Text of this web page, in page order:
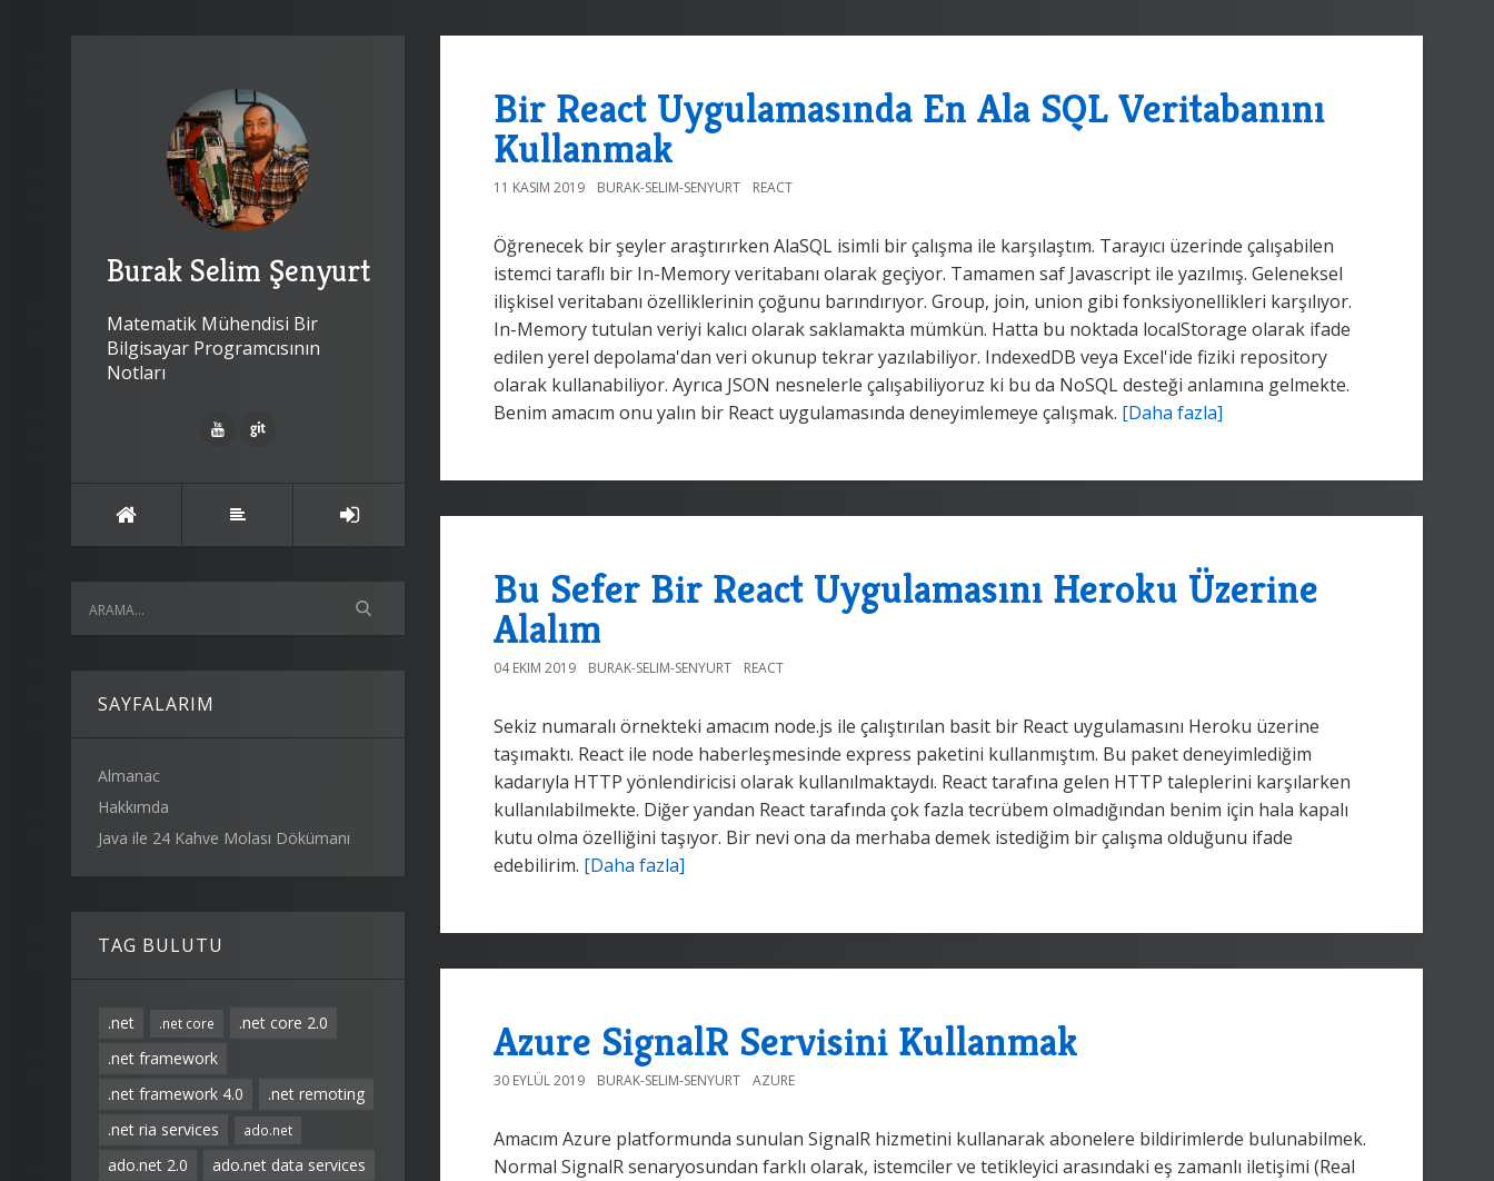
Burak Selim Şenyurt
Matematik Mühendisi Bir
Bilgisayar Programcısının
Notları
SAYFALARIM
Almanac
Hakkımda
Java ile 24 Kahve Molası Dökümanı
TAG BULUTU
.net .net core
.net core 2.0
.net framework
.net framework 4.0
.net remoting
.net ria services
ado.net
ado.net 2.0
ado.net data services
Bir React Uygulamasında En Ala SQL Veritabanını
Kullanmak
11 KASIM 2019 BURAK-SELIM-SENYURT REACT
Öğrenecek bir şeyler araştırırken AlaSQL isimli bir çalışma ile karşılaştım. Tarayıcı üzerinde çalışabilen
istemci taraflı bir In-Memory veritabanı olarak geçiyor. Tamamen saf Javascript ile yazılmış. Geleneksel
ilişkisel veritabanı özelliklerinin çoğunu barındırıyor. Group, join, union gibi fonksiyonellikleri karşılıyor.
In-Memory tutulan veriyi kalıcı olarak saklamakta mümkün. Hatta bu noktada localStorage olarak ifade
edilen yerel depolama'dan veri okunup tekrar yazılabiliyor. IndexedDB veya Excel'ide fiziki repository
olarak kullanabiliyor. Ayrıca JSON nesnelerle çalışabiliyoruz ki bu da NoSQL desteği anlamına gelmekte.
Benim amacım onu yalın bir React uygulamasında deneyimlemeye çalışmak. [Daha fazla]
Bu Sefer Bir React Uygulamasını Heroku Üzerine
Alalım
04 EKIM 2019 BURAK-SELIM-SENYURT REACT
Sekiz numaralı örnekteki amacım node.js ile çalıştırılan basit bir React uygulamasını Heroku üzerine
taşımaktı. React ile node haberleşmesinde express paketini kullanmıştım. Bu paket deneyimlediğim
kadarıyla HTTP yönlendiricisi olarak kullanılmaktaydı. React tarafına gelen HTTP taleplerini karşılarken
kullanılabilmekte. Diğer yandan React tarafında çok fazla tecrübem olmadığından benim için hala kapalı
kutu olma özelliğini taşıyor. Bir nevi ona da merhaba demek istediğim bir çalışma olduğunu ifade
edebilirim. [Daha fazla]
Azure SignalR Servisini Kullanmak
30 EYLÜL 2019 BURAK-SELIM-SENYURT AZURE
Amacım Azure platformunda sunulan SignalR hizmetini kullanarak abonelere bildirimlerde bulunabilmek.
Normal SignalR senaryosundan farklı olarak, istemciler ve tetikleyici arasındaki eş zamanlı iletişimi (Real